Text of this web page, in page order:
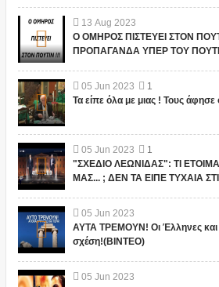
13 Aug 2023
Ο ΟΜΗΡΟΣ ΠΙΣΤΕΥΕΙ ΣΤΟΝ
ΠΡΟΠΑΓΑΝΔΑ ΥΠΕΡ ΤΟΥ
05 Jun 2023
1
Τα είπε όλα με μιας ! Τους
05 Jun 2023
1
"ΣΧΕΔΙΟ ΛΕΩΝΙΔΑΣ": ΤΙ
ΜΑΣ... ; ΔΕΝ ΤΑ ΕΙΠΕ ΤΥΧΑΙΑ
05 Jun 2023
ΑΥΤΑ ΤΡΕΜΟΥΝ! Οι Έλληνες και
σχέση!(ΒΙΝΤΕΟ)
05 Jun 2023